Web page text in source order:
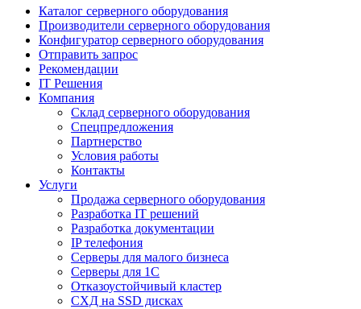
Каталог серверного оборудования
Производители серверного оборудования
Конфигуратор серверного оборудования
Отправить запрос
Рекомендации
IT Решения
Компания
Склад серверного оборудования
Спецпредложения
Партнерство
Условия работы
Контакты
Услуги
Продажа серверного оборудования
Разработка IT решений
Разработка документации
IP телефония
Серверы для малого бизнеса
Серверы для 1С
Отказоустойчивый кластер
СХД на SSD дисках